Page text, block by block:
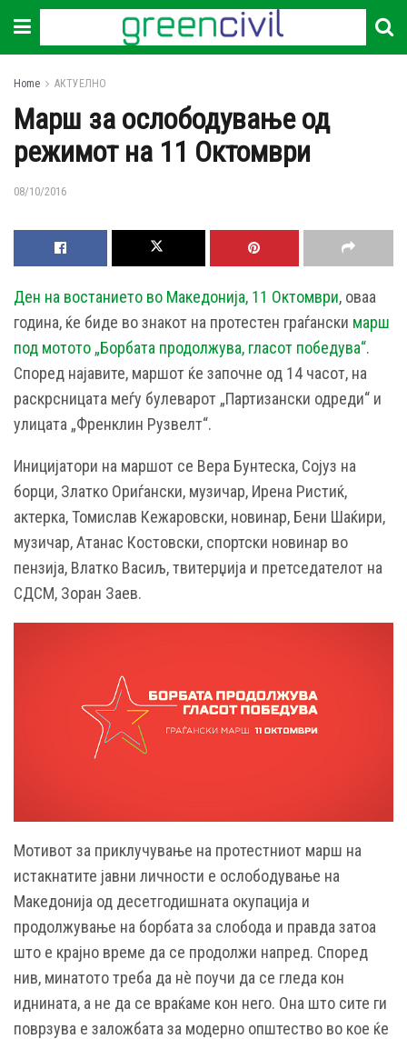
Home АКТУЕЛНО
Марш за ослободување од
режимот на 11 Октомври
08/10/2016
Ден на востанието во Македонија, 11 Октомври, оваа
година, ќе биде во знакот на протестен граѓански марш
под мотото „Борбата продолжува, гласот победува“.
Според најавите, маршот ќе започне од 14 часот, на
раскрсницата меѓу булеварот „Партизански одреди“ и
улицата „Френклин Рузвелт“.
Иницијатори на маршот се Вера Бунтеска, Сојуз на
борци, Златко Ориѓански, музичар, Ирена Ристиќ,
актерка, Томислав Кежаровски, новинар, Бени Шаќири,
музичар, Атанас Костовски, спортски новинар во
пензија, Влатко Васиљ, твитерџија и претседателот на
СДСМ, Зоран Заев.
Мотивот за приклучување на протестниот марш на
истакнатите јавни личности е ослобoдување на
Македонија од десетгодишната окупација и
продолжување на борбата за слобода и правда затоа
што е крајно време да се продолжи напред. Според
нив, минатото треба да нѐ поучи да се гледа кон
иднината, а не да се враќаме кон него. Она што сите ги
поврзува е заложбата за модерно општество во кое ќе